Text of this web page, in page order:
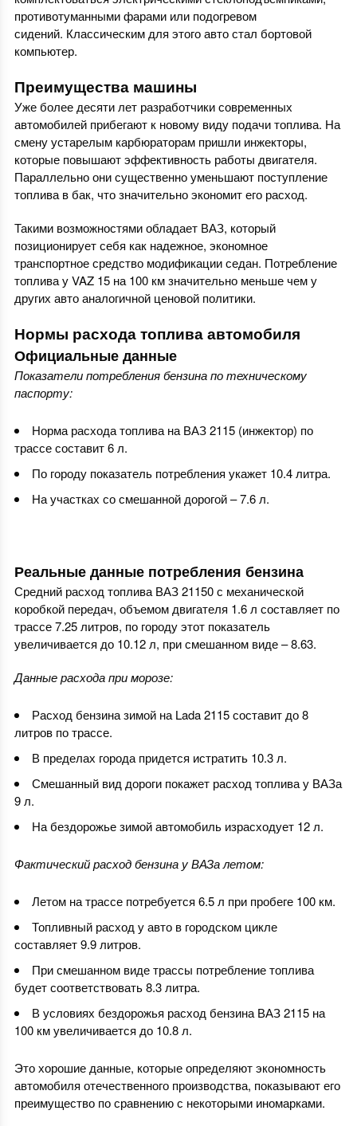
противотуманными фарами или подогревом
сидений. Классическим для этого авто стал бортовой
компьютер.
Преимущества машины
Уже более десяти лет разработчики современных
автомобилей прибегают к новому виду подачи топлива. На
смену устарелым карбюраторам пришли инжекторы,
которые повышают эффективность работы двигателя.
Параллельно они существенно уменьшают поступление
топлива в бак, что значительно экономит его расход.
Такими возможностями обладает ВАЗ, который
позиционирует себя как надежное, экономное
транспортное средство модификации седан. Потребление
топлива у VAZ 15 на 100 км значительно меньше чем у
других авто аналогичной ценовой политики.
Нормы расхода топлива автомобиля
Официальные данные
Показатели потребления бензина по техническому
паспорту:
Норма расхода топлива на ВАЗ 2115 (инжектор) по
трассе составит 6 л.
По городу показатель потребления укажет 10.4 литра.
На участках со смешанной дорогой – 7.6 л.
Реальные данные потребления бензина
Средний расход топлива ВАЗ 21150 с механической
коробкой передач, объемом двигателя 1.6 л составляет по
трассе 7.25 литров, по городу этот показатель
увеличивается до 10.12 л, при смешанном виде – 8.63.
Данные расхода при морозе:
Расход бензина зимой на Lada 2115 составит до 8
литров по трассе.
В пределах города придется истратить 10.3 л.
Смешанный вид дороги покажет расход топлива у ВАЗа
9 л.
На бездорожье зимой автомобиль израсходует 12 л.
Фактический расход бензина у ВАЗа летом:
Летом на трассе потребуется 6.5 л при пробеге 100 км.
Топливный расход у авто в городском цикле
составляет 9.9 литров.
При смешанном виде трассы потребление топлива
будет соответствовать 8.3 литра.
В условиях бездорожья расход бензина ВАЗ 2115 на
100 км увеличивается до 10.8 л.
Это хорошие данные, которые определяют экономность
автомобиля отечественного производства, показывают его
преимущество по сравнению с некоторыми иномарками.